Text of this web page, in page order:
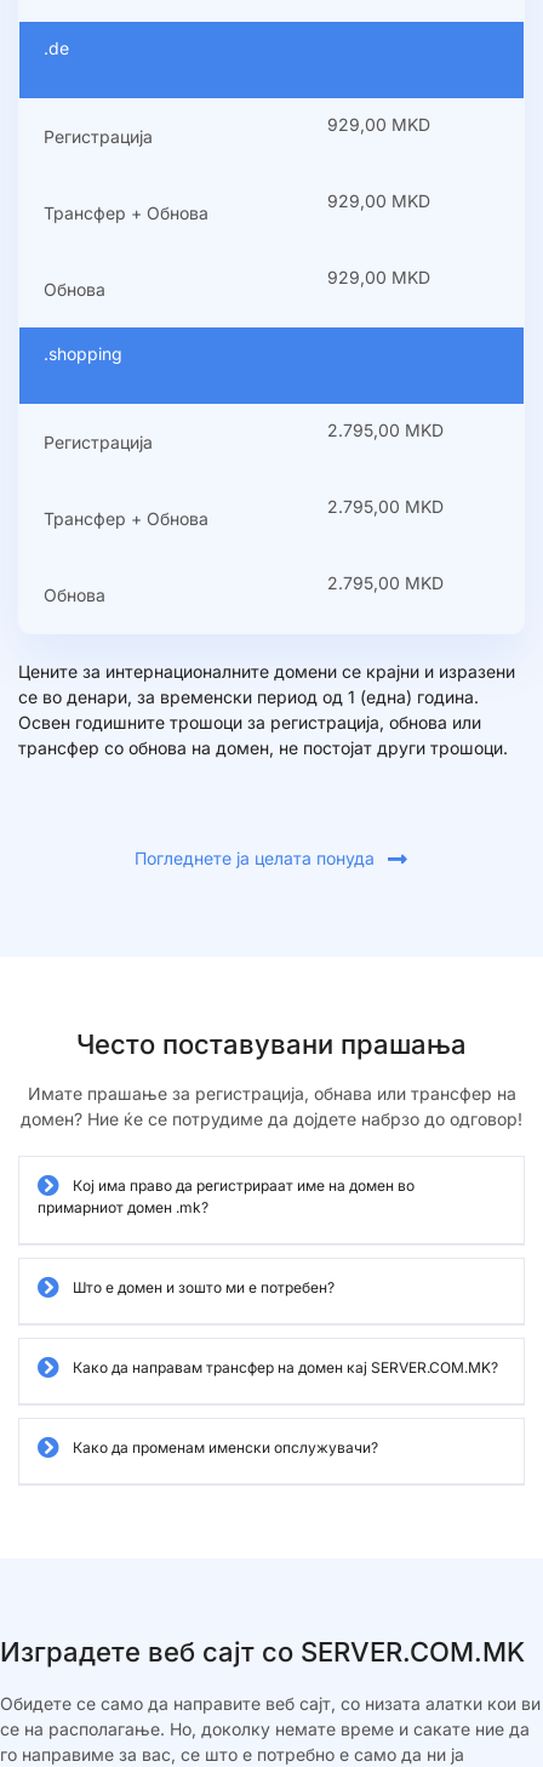
.de
Регистрација
929,00 MKD
Трансфер + Обнова
929,00 MKD
Обнова
929,00 MKD
.shopping
Регистрација
2.795,00 MKD
Трансфер + Обнова
2.795,00 MKD
Обнова
2.795,00 MKD
Цените за интернационалните домени се крајни и изразени
се во денари, за временски период од 1 (една) година.
Освен годишните трошоци за регистрација, обнова или
трансфер со обнова на домен, не постојат други трошоци.
Погледнете ја целата понуда
Често поставувани прашања
Имате прашање за регистрација, обнава или трансфер на
домен? Ние ќе се потрудиме да дојдете набрзо до одговор!
Кој има право да регистрираат име на домен во
примарниот домен .mk?
Што е домен и зошто ми е потребен?
Како да направам трансфер на домен кај SERVER.COM.MK?
Како да променам именски опслужувачи?
Изградете веб сајт со SERVER.COM.MK
Обидете се само да направите веб сајт, со низата алатки кои ви
се на располагање. Но, доколку немате време и сакате ние да
го направиме за вас, се што е потребно е само да ни ја